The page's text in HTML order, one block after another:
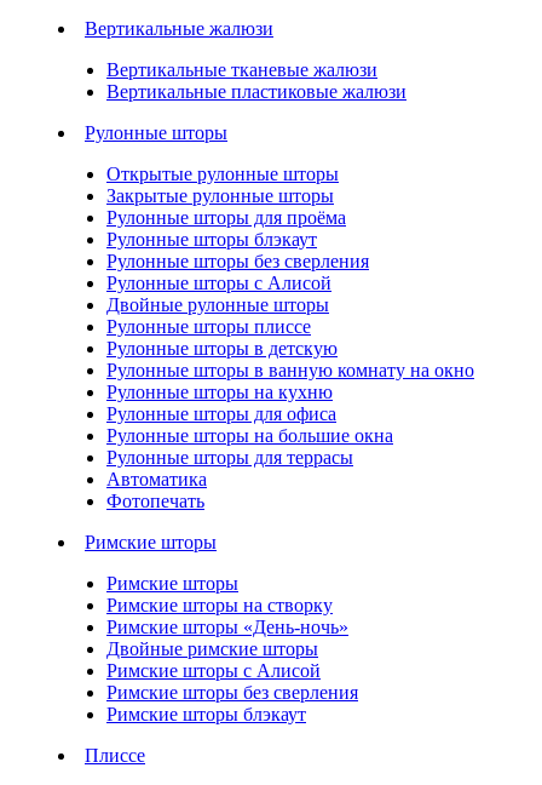
Вертикальные жалюзи
Вертикальные тканевые жалюзи
Вертикальные пластиковые жалюзи
Рулонные шторы
Открытые рулонные шторы
Закрытые рулонные шторы
Рулонные шторы для проёма
Рулонные шторы блэкаут
Рулонные шторы без сверления
Рулонные шторы с Алисой
Двойные рулонные шторы
Рулонные шторы плиссе
Рулонные шторы в детскую
Рулонные шторы в ванную комнату на окно
Рулонные шторы на кухню
Рулонные шторы для офиса
Рулонные шторы на большие окна
Рулонные шторы для террасы
Автоматика
Фотопечать
Римские шторы
Римские шторы
Римские шторы на створку
Римские шторы «День-ночь»
Двойные римские шторы
Римские шторы с Алисой
Римские шторы без сверления
Римские шторы блэкаут
Плиссе